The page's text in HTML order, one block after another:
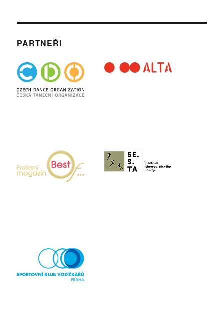
PARTNEŘI